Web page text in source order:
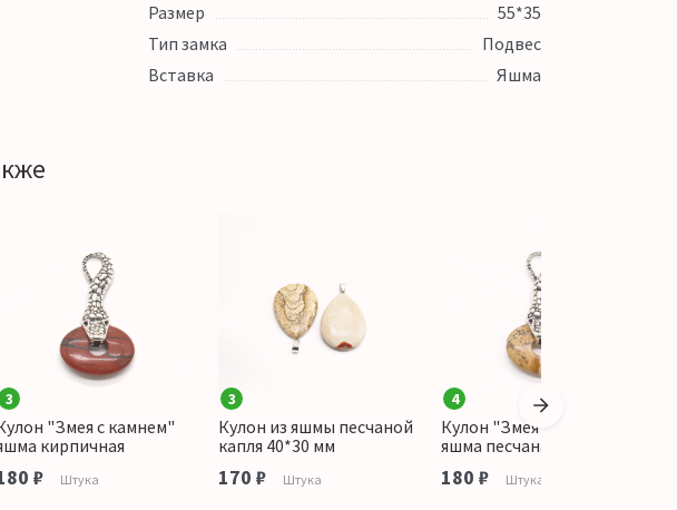
Размер
55*35
Тип замка
Подвес
Вставка
Яшма
3
"Змея с камнем"
кирпичная
₽ Штука
3
Кулон из яшмы песчаной
капля 40*30 мм
170 ₽ Штука
4
Кулон "Змея с камнем"
яшма песчаная
180 ₽ Штука